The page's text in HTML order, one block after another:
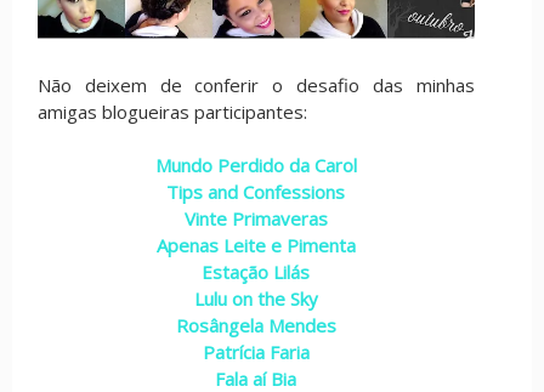
Não deixem de conferir o desafio das minhas
amigas blogueiras participantes:
Mundo Perdido da Carol
Tips and Confessions
Vinte Primaveras
Apenas Leite e Pimenta
Estação Lilás
Lulu on the Sky
Rosângela Mendes
Patrícia Faria
Fala aí Bia